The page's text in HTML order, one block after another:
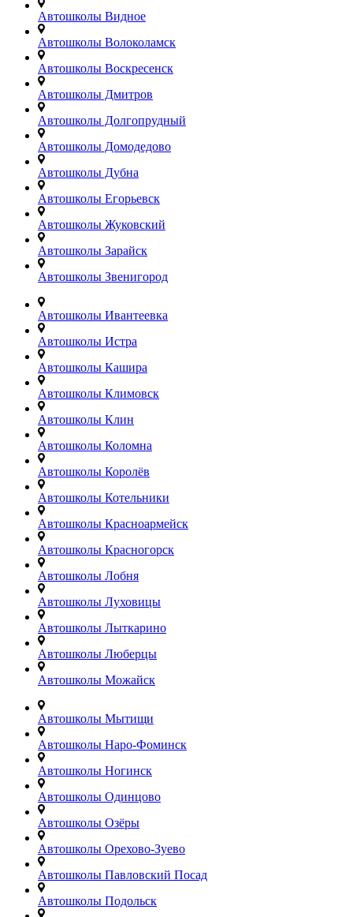
Автошколы Видное
Автошколы Волоколамск
Автошколы Воскресенск
Автошколы Дмитров
Автошколы Долгопрудный
Автошколы Домодедово
Автошколы Дубна
Автошколы Егорьевск
Автошколы Жуковский
Автошколы Зарайск
Автошколы Звенигород
Автошколы Ивантеевка
Автошколы Истра
Автошколы Кашира
Автошколы Климовск
Автошколы Клин
Автошколы Коломна
Автошколы Королёв
Автошколы Котельники
Автошколы Красноармейск
Автошколы Красногорск
Автошколы Лобня
Автошколы Луховицы
Автошколы Лыткарино
Автошколы Люберцы
Автошколы Можайск
Автошколы Мытищи
Автошколы Наро-Фоминск
Автошколы Ногинск
Автошколы Одинцово
Автошколы Озёры
Автошколы Орехово-Зуево
Автошколы Павловский Посад
Автошколы Подольск